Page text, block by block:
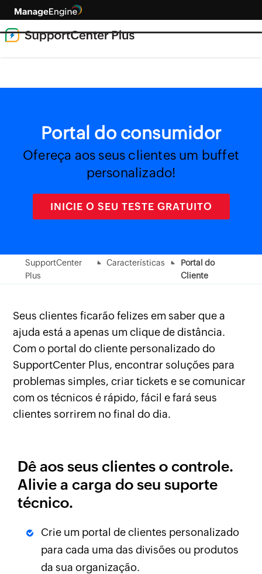
Portal do consumidor
Ofereça aos seus clientes um buffet
personalizado!
INICIE O SEU TESTE GRATUITO
SupportCenter
Plus
Características
Portal do
Cliente
Seus clientes ficarão felizes em saber que a
ajuda está a apenas um clique de distância.
Com o portal do cliente personalizado do
SupportCenter Plus, encontrar soluções para
problemas simples, criar tickets e se comunicar
com os técnicos é rápido, fácil e fará seus
clientes sorrirem no final do dia.
Dê aos seus clientes o controle.
Alivie a carga do seu suporte
técnico.
Crie um portal de clientes personalizado
para cada uma das divisões ou produtos
da sua organização.